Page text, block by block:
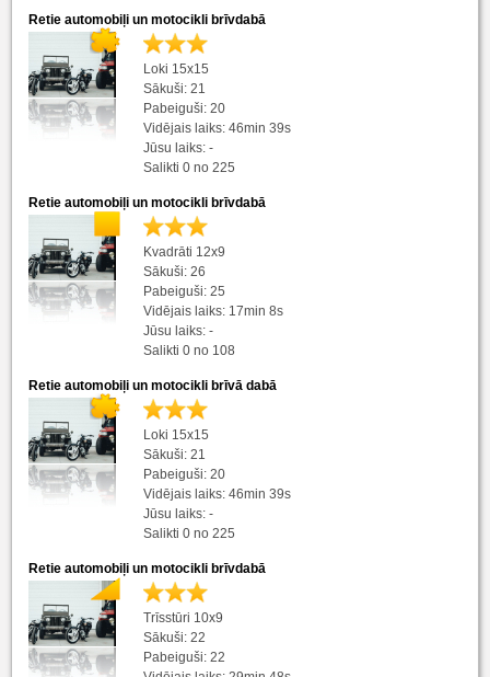
Retie automobiļi un motocikli brīvdabā
Loki 15x15
Sākuši: 21
Pabeiguši: 20
Vidējais laiks: 46min 39s
Jūsu laiks: -
Salikti 0 no 225
Retie automobiļi un motocikli brīvdabā
Kvadrāti 12x9
Sākuši: 26
Pabeiguši: 25
Vidējais laiks: 17min 8s
Jūsu laiks: -
Salikti 0 no 108
Retie automobiļi un motocikli brīvā dabā
Loki 15x15
Sākuši: 21
Pabeiguši: 20
Vidējais laiks: 46min 39s
Jūsu laiks: -
Salikti 0 no 225
Retie automobiļi un motocikli brīvdabā
Trīsstūri 10x9
Sākuši: 22
Pabeiguši: 22